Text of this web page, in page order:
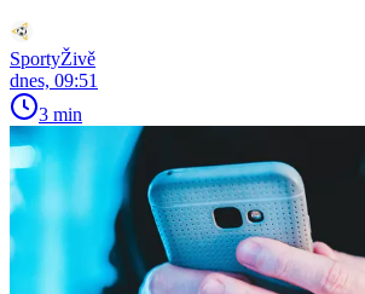
SportyŽivě
dnes, 09:51
3 min